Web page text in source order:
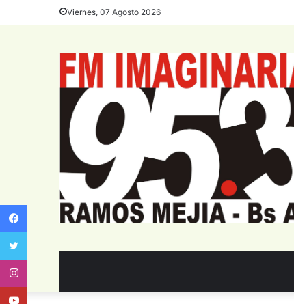
Viernes, 07 Agosto 2026
Facebook